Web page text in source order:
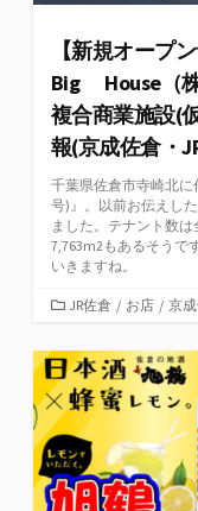
【新規オープ
Big House（
複合商業施設(
報(京成佐倉・
千葉県佐倉市寺崎北
号)』。以前お伝えし
ました。テナント数
7,763m2もあるそうで
いきますね。
カ
ゴ
リ
ー
JR佐倉 / お店 / 京